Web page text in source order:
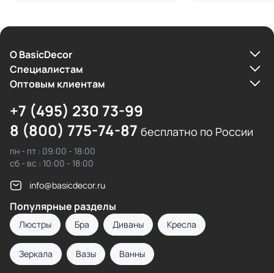
О BasicDecor
Cпециалистам
Оптовым клиентам
+7 (495) 230 73-99
8 (800) 775-74-87 бесплатно по России
пн - пт : 09:00 - 18:00
сб - вс : 10:00 - 18:00
info@basicdecor.ru
Популярные разделы
Люстры Бра Диваны Кресла
Зеркала Вазы Ванны